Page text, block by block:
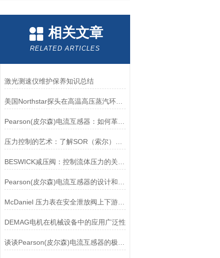
相关文章
RELATED ARTICLES
激光测速仪维护保养知识总结
美国Northstar探头在高温高压蒸汽环境下的液位测量可靠性
Pearson(皮尔森)电流互感器：如何革新电力监控？
McDaniel 压力表在安全泄放阀上下游压力监测中的应用
DEMAG电机在机械设备中的应用广泛性